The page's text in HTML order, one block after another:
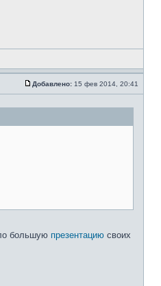
Добавлено: 15 фев 2014, 20:41
большую презентацию своих